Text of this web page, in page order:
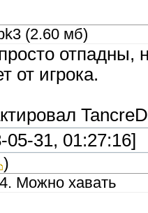
(2.60 мб)
от игрока.
05-31, 01:27:16]
)
Можно хавать